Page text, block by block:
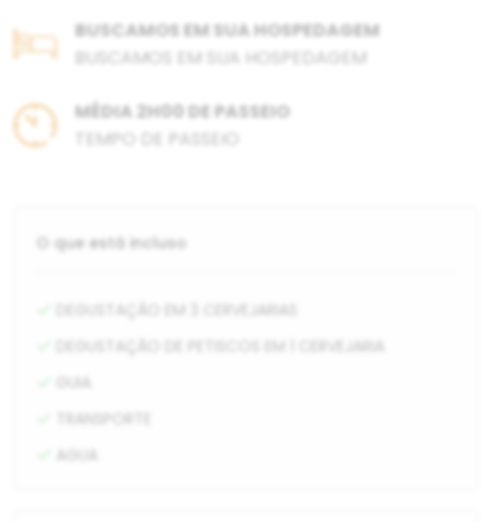
BUSCAMOS EM SUA HOSPEDAGEM
BUSCAMOS EM SUA HOSPEDAGEM
MÉDIA 2H00 DE PASSEIO
TEMPO DE PASSEIO
O que está incluso
DEGUSTAÇÃO EM 3 CERVEJARIAS
DEGUSTAÇÃO DE PETISCOS EM 1 CERVEJARIA
GUIA
TRANSPORTE
AGUA